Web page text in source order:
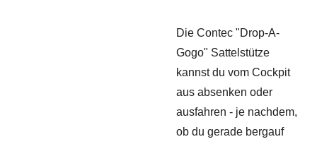
Die Contec "Drop-A-
Gogo" Sattelstütze
kannst du vom Cockpit
aus absenken oder
ausfahren - je nachdem,
ob du gerade bergauf